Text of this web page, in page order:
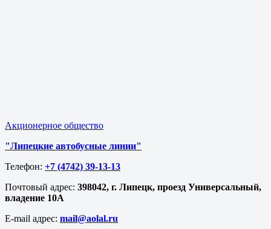
Акционерное общество
"Липецкие автобусные линии"
Телефон: +7 (4742) 39-13-13
Почтовый адрес: 398042, г. Липецк, проезд Универсальный,
владение 10А
E-mail адрес​: mail@aolal.ru